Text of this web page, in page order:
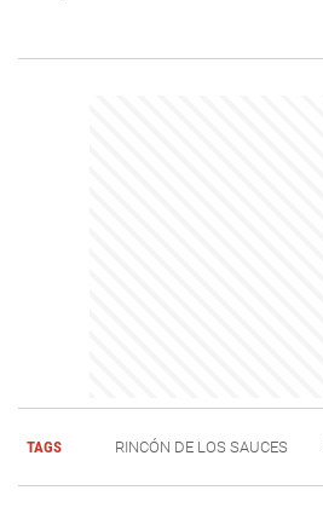
TAGS RINCÓN DE LOS SAUCES